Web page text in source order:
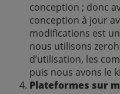
conception ; donc
conception à jour
modifications est
nous utilisons
d’utilisation, les
puis nous avons le
Plateformes sur